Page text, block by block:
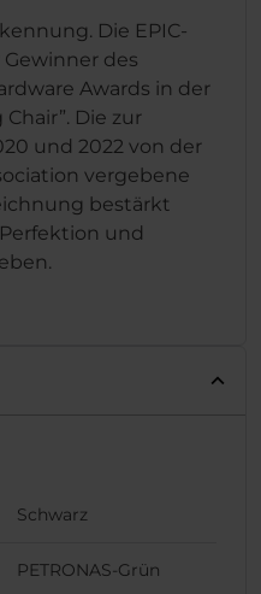
Die EPIC-
des
Awards in der
Die zur
und 2022 von der
vergebene
bestärkt
und
Schwarz
PETRONAS-Grün